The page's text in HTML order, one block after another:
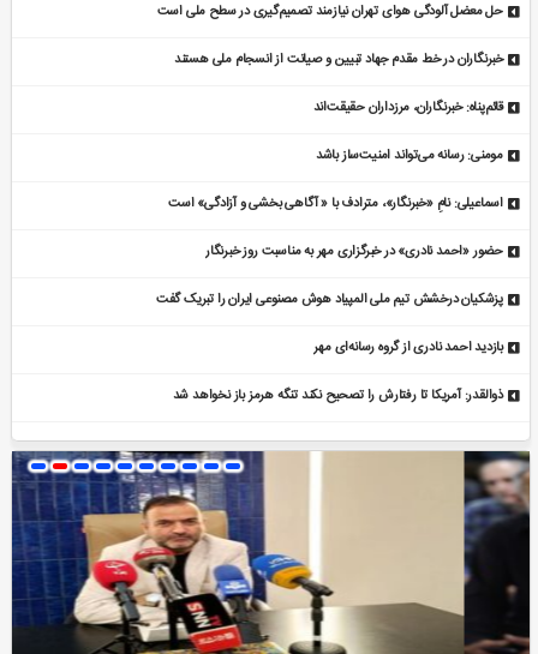
حل معضل آلودگی هوای تهران نیازمند تصمیم‌گیری در سطح ملی است
خبرنگاران در خط مقدم جهاد تبیین و صیانت از انسجام ملی هستند
قائم‌پناه: ‏خبرنگاران، مرزداران حقیقت‌اند
مومنی: رسانه می‌تواند امنیت‌ساز باشد
اسماعیلی: نامِ «خبرنگار»، مترادف با « آگاهی بخشی و آزادگی» است
حضور «احمد نادری» در خبرگزاری مهر به مناسبت روز خبرنگار
پزشکیان درخشش تیم ملی المپیاد هوش مصنوعی ایران را تبریک گفت
بازدید احمد نادری از گروه رسانه‌ای مهر
ذوالقدر: آمریکا تا رفتارش را تصحیح نکند تنگه هرمز باز نخواهد شد